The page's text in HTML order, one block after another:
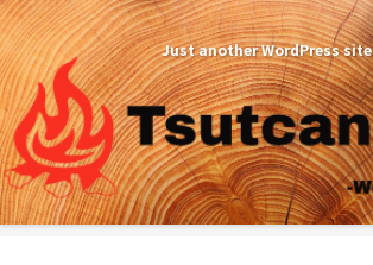
Just another WordPress site